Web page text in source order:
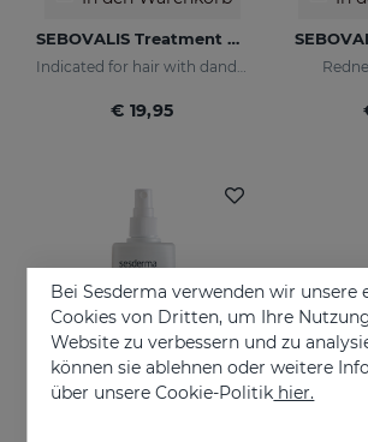
SEBOVALIS Treatment Shampoo
Indicated for hair with dandruff and seborrhea
€ 19,95
Bei Sesderma verwenden wir unsere
Cookies von Dritten, um Ihre
Website zu verbessern und zu
können sie ablehnen oder weitere
über unsere Cookie-Politik hier.